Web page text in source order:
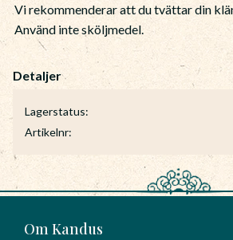
Lagerstatus
Artikelnr
Vi rekommenderar att du tvättar din
Använd inte sköljmedel.
Om Kandus